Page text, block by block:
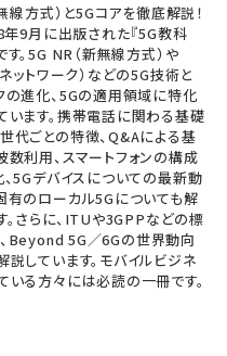
線方式）と5Gコアを徹底解説！
9月に出版された『5G教科
す。5G NR（新無線方式）や
ネットワーク）などの5G技術と
の進化、5Gの適用領域に特化
います。携帯電話に関わる基礎
代ごとの特徴、Q&Aによる基
数利用、スマートフォンの構成
5Gデバイスについての最新動
有のローカル5Gについても解
。さらに、ITUや3GPPなどの標
Beyond 5G／6Gの世界動向
説しています。モバイルビジネ
いる方々には必読の一冊です。